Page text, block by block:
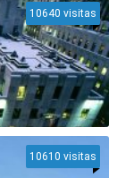
10640 visitas
10610 visitas